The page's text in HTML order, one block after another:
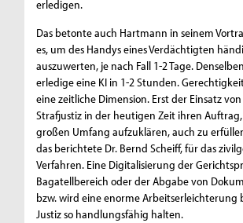
erledigen.
Das betonte auch Hartmann in seinem
es, um des Handys eines Verdächtigten
auszuwerten, je nach Fall 1-2 Tage.
erledige eine KI in 1-2 Stunden.
eine zeitliche Dimension. Erst der Einsatz
Strafjustiz in der heutigen Zeit ihren
großen Umfang aufzuklären, auch zu
das berichtete Dr. Bernd Scheiff, für das
Verfahren. Eine Digitalisierung der
Bagatellbereich oder der Abgabe von
bzw. wird eine enorme
Justiz so handlungsfähig halten.